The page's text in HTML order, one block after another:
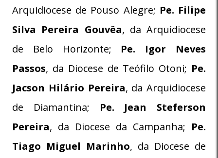
Arquidiocese de Pouso Alegre; Pe. Filipe
Silva Pereira Gouvêa, da Arquidiocese
de Belo Horizonte; Pe. Igor Neves
Passos, da Diocese de Teófilo Otoni; Pe.
Jacson Hilário Pereira, da Arquidiocese
de Diamantina; Pe. Jean Steferson
Pereira, da Diocese da Campanha; Pe.
Tiago Miguel Marinho, da Diocese de